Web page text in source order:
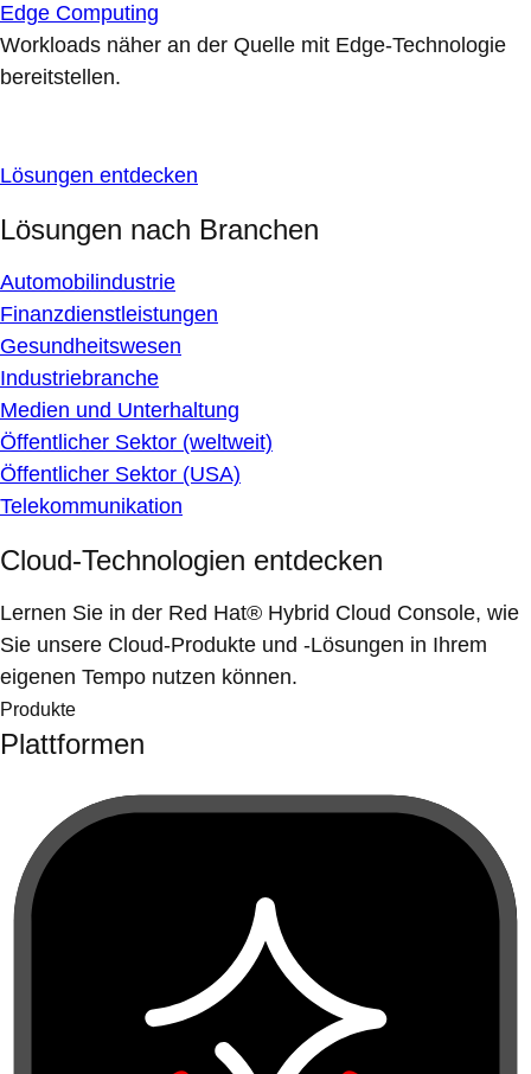
Edge Computing
Workloads näher an der Quelle mit Edge-Technologie
bereitstellen.
Lösungen entdecken
Lösungen nach Branchen
Automobilindustrie
Finanzdienstleistungen
Gesundheitswesen
Industriebranche
Medien und Unterhaltung
Öffentlicher Sektor (weltweit)
Öffentlicher Sektor (USA)
Telekommunikation
Cloud-Technologien entdecken
Lernen Sie in der Red Hat® Hybrid Cloud Console, wie
Sie unsere Cloud-Produkte und -Lösungen in Ihrem
eigenen Tempo nutzen können.
Produkte
Plattformen